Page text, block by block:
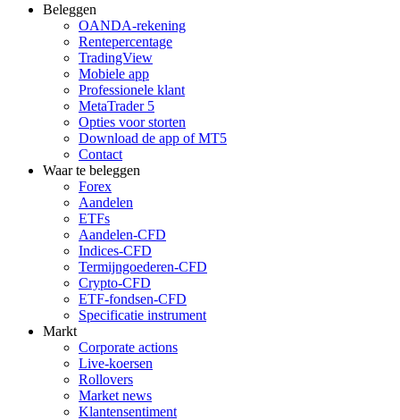
Beleggen
OANDA-rekening
Rentepercentage
TradingView
Mobiele app
Professionele klant
MetaTrader 5
Opties voor storten
Download de app of MT5
Contact
Waar te beleggen
Forex
Aandelen
ETFs
Aandelen-CFD
Indices-CFD
Termijngoederen-CFD
Crypto-CFD
ETF-fondsen-CFD
Specificatie instrument
Markt
Corporate actions
Live-koersen
Rollovers
Market news
Klantensentiment